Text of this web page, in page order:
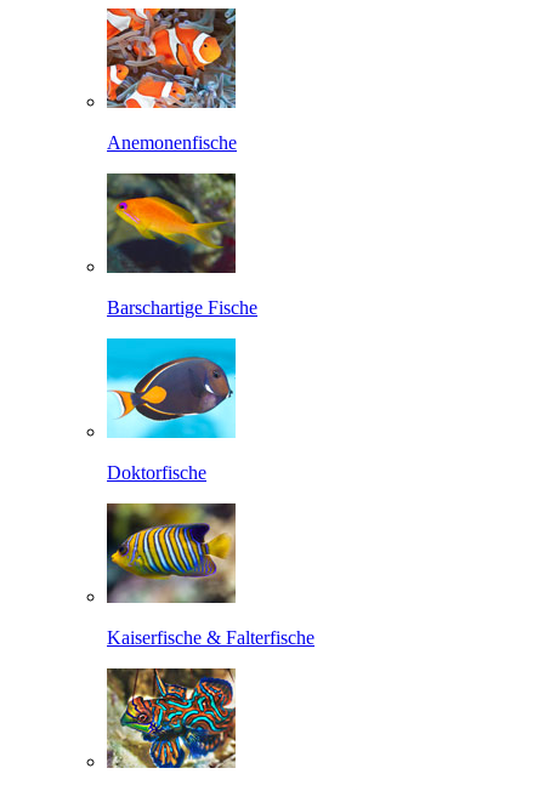
Anemonenfische
Barschartige Fische
Doktorfische
Kaiserfische & Falterfische